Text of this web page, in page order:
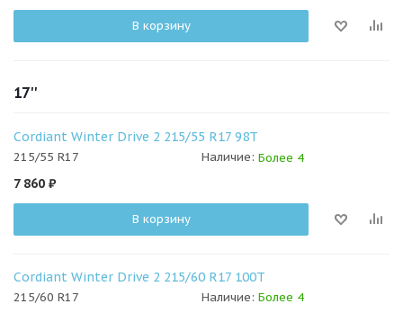
В корзину
17''
Cordiant Winter Drive 2 215/55 R17 98T
215/55 R17 Наличие: Более 4
7 860 ₽
В корзину
Cordiant Winter Drive 2 215/60 R17 100T
215/60 R17 Наличие: Более 4